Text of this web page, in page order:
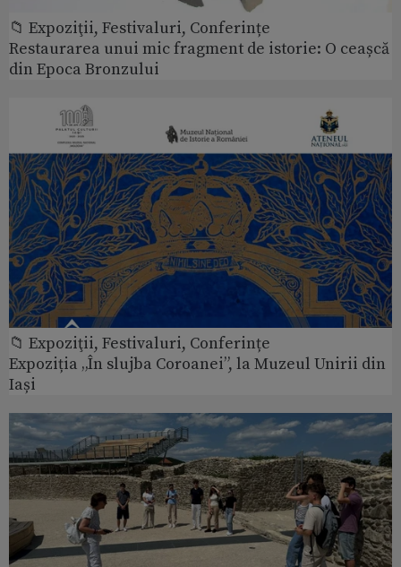
📁 Expoziţii, Festivaluri, Conferințe
Restaurarea unui mic fragment de istorie: O ceașcă
din Epoca Bronzului
📁 Expoziţii, Festivaluri, Conferințe
Expoziția „În slujba Coroanei”, la Muzeul Unirii din
Iași